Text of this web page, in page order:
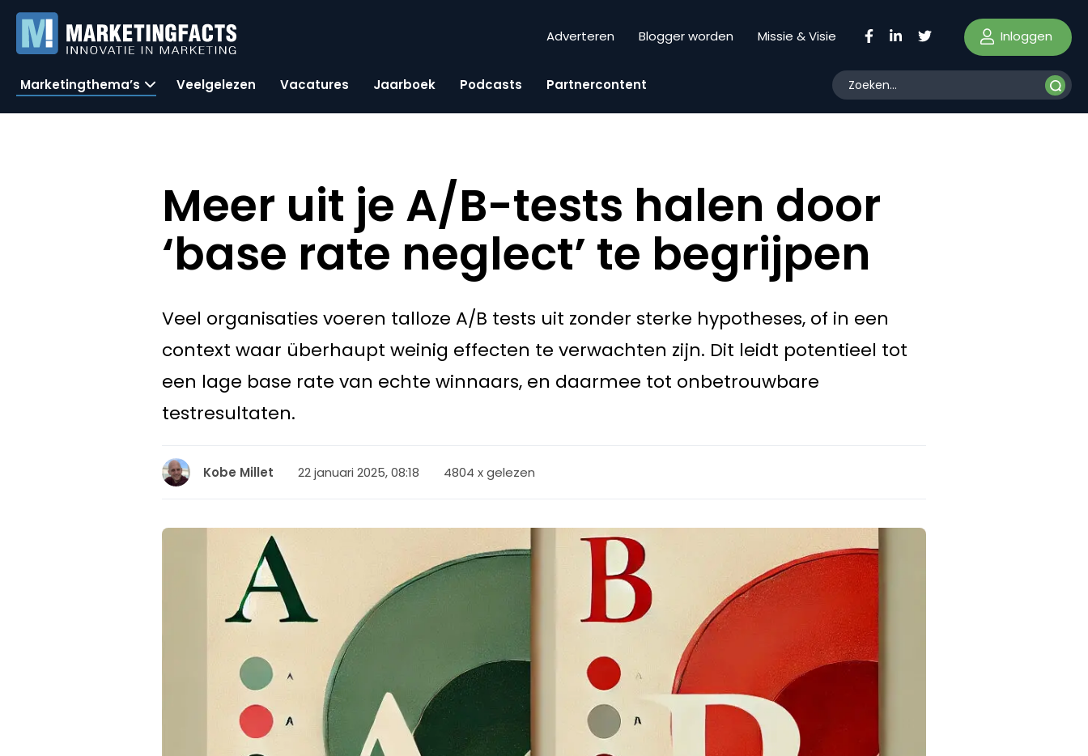
Adverteren Blogger worden Missie & Visie Inloggen
Marketingthema’s Veelgelezen Vacatures Jaarboek Podcasts Partnercontent
Meer uit je A/B-tests halen door
‘base rate neglect’ te begrijpen
Veel organisaties voeren talloze A/B tests uit zonder sterke hypotheses, of in een
context waar überhaupt weinig effecten te verwachten zijn. Dit leidt potentieel tot
een lage base rate van echte winnaars, en daarmee tot onbetrouwbare
testresultaten.
Kobe Millet 22 januari 2025, 08:18 4804 x gelezen